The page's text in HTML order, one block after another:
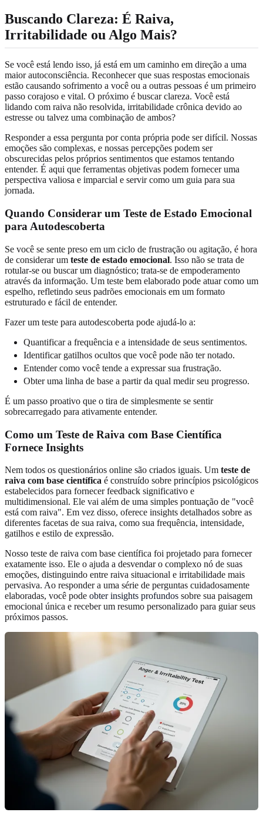
Buscando Clareza: É Raiva,
Irritabilidade ou Algo Mais?
Se você está lendo isso, já está em um caminho em direção a uma
maior autoconsciência. Reconhecer que suas respostas emocionais
estão causando sofrimento a você ou a outras pessoas é um primeiro
passo corajoso e vital. O próximo é buscar clareza. Você está
lidando com raiva não resolvida, irritabilidade crônica devido ao
estresse ou talvez uma combinação de ambos?
Responder a essa pergunta por conta própria pode ser difícil. Nossas
emoções são complexas, e nossas percepções podem ser
obscurecidas pelos próprios sentimentos que estamos tentando
entender. É aqui que ferramentas objetivas podem fornecer uma
perspectiva valiosa e imparcial e servir como um guia para sua
jornada.
Quando Considerar um Teste de Estado Emocional
para Autodescoberta
Se você se sente preso em um ciclo de frustração ou agitação, é hora
de considerar um teste de estado emocional. Isso não se trata de
rotular-se ou buscar um diagnóstico; trata-se de empoderamento
através da informação. Um teste bem elaborado pode atuar como um
espelho, refletindo seus padrões emocionais em um formato
estruturado e fácil de entender.
Fazer um teste para autodescoberta pode ajudá-lo a:
Quantificar a frequência e a intensidade de seus sentimentos.
Identificar gatilhos ocultos que você pode não ter notado.
Entender como você tende a expressar sua frustração.
Obter uma linha de base a partir da qual medir seu progresso.
É um passo proativo que o tira de simplesmente se sentir
sobrecarregado para ativamente entender.
Como um Teste de Raiva com Base Científica
Fornece Insights
Nem todos os questionários online são criados iguais. Um teste de
raiva com base científica é construído sobre princípios psicológicos
estabelecidos para fornecer feedback significativo e
multidimensional. Ele vai além de uma simples pontuação de "você
está com raiva". Em vez disso, oferece insights detalhados sobre as
diferentes facetas de sua raiva, como sua frequência, intensidade,
gatilhos e estilo de expressão.
Nosso teste de raiva com base científica foi projetado para fornecer
exatamente isso. Ele o ajuda a desvendar o complexo nó de suas
emoções, distinguindo entre raiva situacional e irritabilidade mais
pervasiva. Ao responder a uma série de perguntas cuidadosamente
elaboradas, você pode obter insights profundos sobre sua paisagem
emocional única e receber um resumo personalizado para guiar seus
próximos passos.